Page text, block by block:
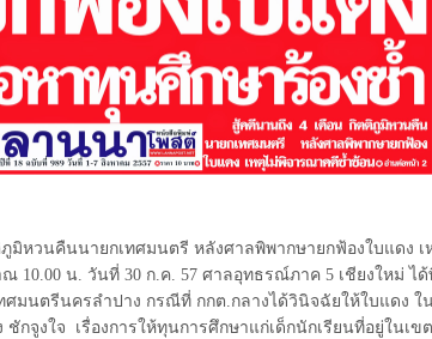
มิหวนคืนนายกเทศมนตรี หลังศาลพิพากษายกฟ้องใบแดง
ณ 10.00 น. วันที่ 30 ก.ค. 57 ศาลอุทธรณ์ภาค 5 เชียงใหม่ ไ
มนตรีนครลำปาง กรณีที่ กกต.กลางได้วินิจฉัยให้ใบแดง ใ
ชักจูงใจ
เรื่องการให้ทุนการศึกษาแก่เด็กนักเรียนที่อยู่ในเข